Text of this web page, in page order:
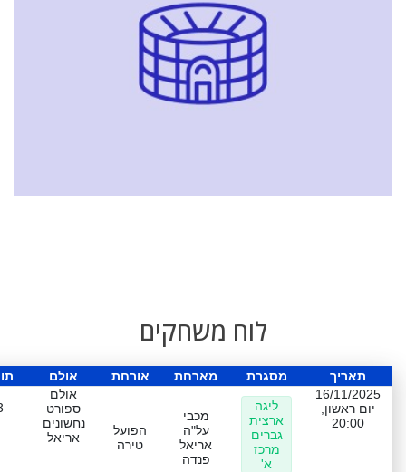
לוח משחקים
תאריך מסגרת מארחת אורחת אולם
16/11/2025
יום ראשון,
20:00
ליגה
ארצית
גברים
מרכז
א'
מכבי
על"ה
אריאל
פנדה
הפועל
טירה
אולם
ספורט
נחשונים
אריאל